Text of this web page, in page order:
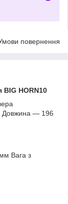
повернення
BIG HORN10
— 196
Вага з